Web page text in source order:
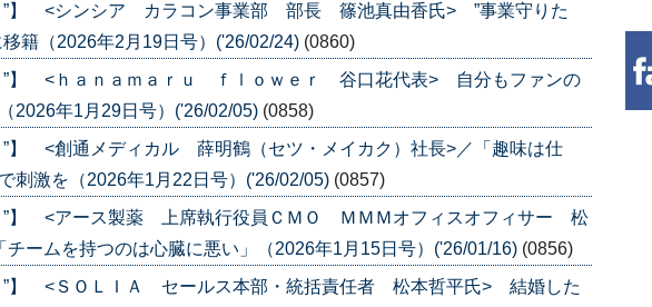
ト”】 <シンシア カラコン事業部 部長 篠池真由香氏> ”事業守りた
移籍（2026年2月19日号）('26/02/24) (0860)
”】 <ｈａｎａｍａｒｕ ｆｌｏｗｅｒ 谷口花代表> 自分もファンの
2026年1月29日号）('26/02/05) (0858)
”】 <創通メディカル 薛明鶴（セツ・メイカク）社長>／「趣味は仕
刺激を（2026年1月22日号）('26/02/05) (0857)
”】 <アース製薬 上席執行役員ＣＭＯ ＭＭＭオフィスオフィサー 松
ームを持つのは心臓に悪い」（2026年1月15日号）('26/01/16) (0856)
”】 <ＳＯＬＩＡ セールス本部・統括責任者 松本哲平氏> 結婚した